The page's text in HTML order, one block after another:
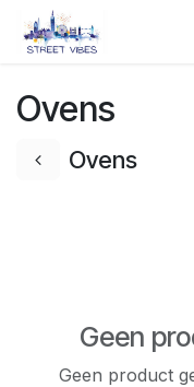
Overslaan naar inhoud
Ovens
Ovens
Geen
Geen product